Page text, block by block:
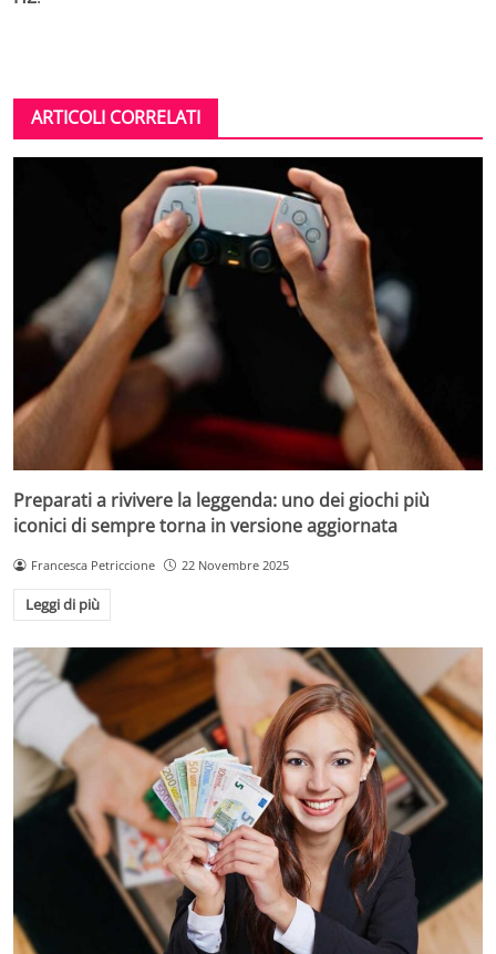
ARTICOLI CORRELATI
Preparati a rivivere la leggenda: uno dei giochi più
iconici di sempre torna in versione aggiornata
Francesca Petriccione 22 Novembre 2025
Leggi di più